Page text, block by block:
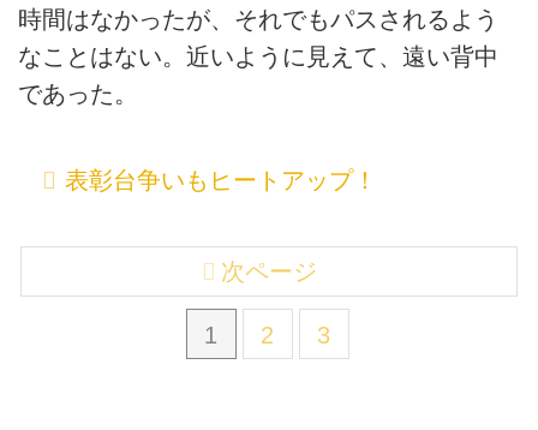
時間はなかったが、それでもパスされるよう
なことはない。近いように見えて、遠い背中
であった。
表彰台争いもヒートアップ！
1 2 3
次ページ